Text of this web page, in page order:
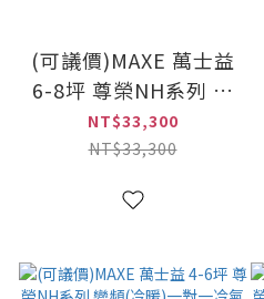
(可議價)MAXE 萬士益
6-8坪 尊榮NH系列 變
頻(冷暖)一對一冷氣
(MAS-50NH32+RA-
NT$33,300
NT$33,300